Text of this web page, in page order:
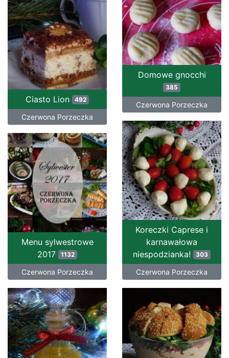
Domowe gnocchi
385
Czerwona Porzeczka
Ciasto Lion 492
Czerwona Porzeczka
Koreczki Caprese i
karnawałowa
niespodzianka! 303
Czerwona Porzeczka
Menu sylwestrowe
2017
1132
Czerwona Porzeczka